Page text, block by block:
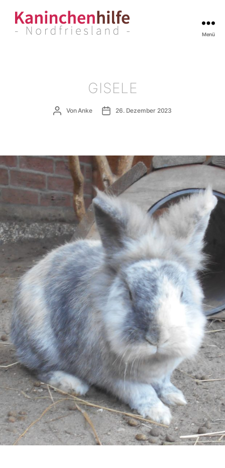
Menü
GISELE
Beitragsautor
VonAnke Veröffentlichungsdatum
26. Dezember 2023